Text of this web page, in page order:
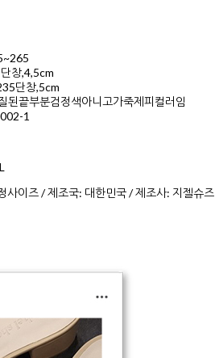
창,4,5cm
단창,5cm
된끝부분검정색아니고가죽제피컬러임
1
이즈 / 제조국: 대한민국 / 제조사: 지젤슈즈